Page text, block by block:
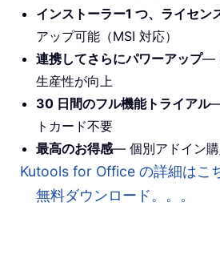
インストーラー1 つ、ライセン
アップ可能（MSI 対応）
連携してさらにパワーアップ—
生産性が向上
30 日間のフル機能トライアル
トカード不要
最高のお得感— 個別アドイン
Kutools for Office の詳細はこ
無料ダウンロード。。。